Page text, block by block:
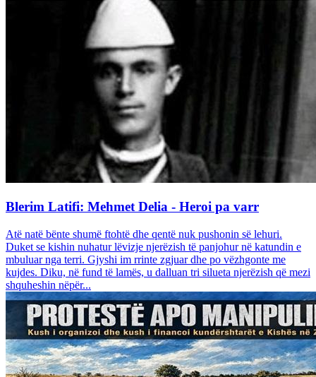
Blerim Latifi: Mehmet Delia - Heroi pa varr
Atë natë bënte shumë ftohtë dhe qentë nuk pushonin së lehuri.
Duket se kishin nuhatur lëvizje njerëzish të panjohur në katundin e
mbuluar nga terri. Gjyshi im rrinte zgjuar dhe po vëzhgonte me
kujdes. Diku, në fund të lamës, u dalluan tri silueta njerëzish që mezi
shquheshin nëpër...